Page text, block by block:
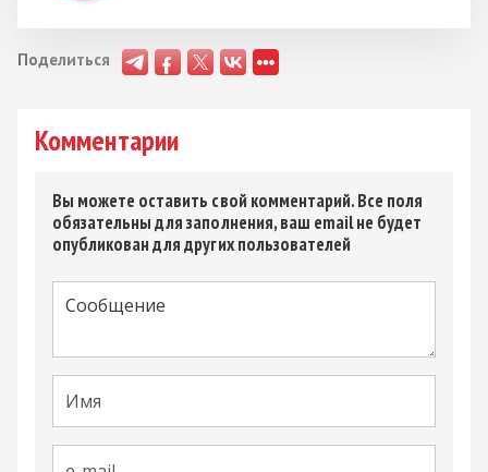
Поделиться
Комментарии
Вы можете оставить свой комментарий. Все поля
обязательны для заполнения, ваш email не будет
опубликован для других пользователей